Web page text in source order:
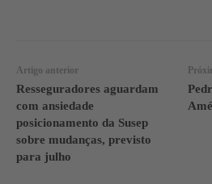
Artigo anterior
Resseguradores aguardam
com ansiedade
posicionamento da Susep
sobre mudanças, previsto
para julho